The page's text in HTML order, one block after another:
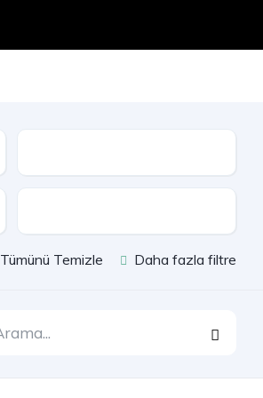
Tümünü Temizle Daha fazla filtre